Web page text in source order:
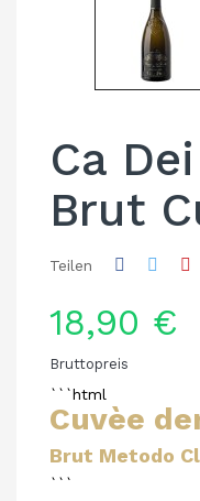
Ca
Brut
Teilen
18,90 €
Bruttopreis
```html
Cuvèe
Brut Metodo
```